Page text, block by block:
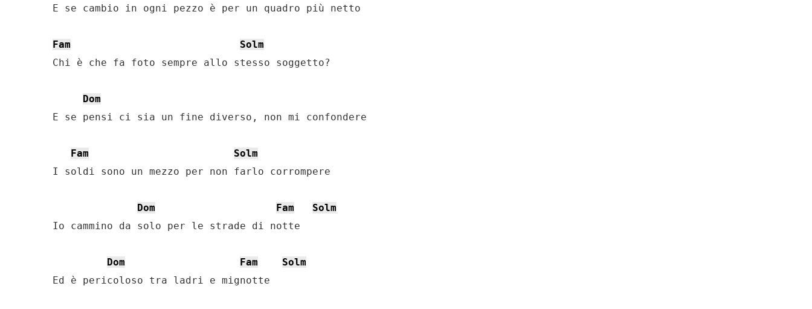
E se cambio in ogni pezzo è per un quadro più netto
Fam
Solm
Chi è che fa foto sempre allo stesso soggetto?
Dom
E se pensi ci sia un fine diverso, non mi confondere
Fam
Solm
I soldi sono un mezzo per non farlo corrompere
Dom Fam
Solm
Io cammino da solo per le strade di notte
Dom Fam
Solm
Ed è pericoloso tra ladri e mignotte